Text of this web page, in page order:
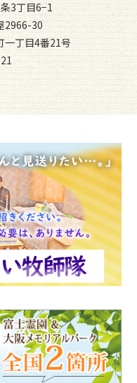
3丁目6−1
2966-30
一丁目4番21号